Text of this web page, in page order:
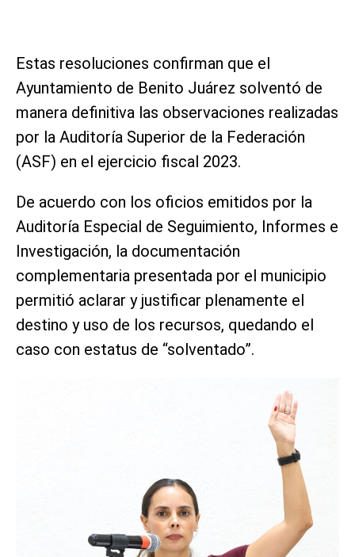
Estas resoluciones confirman que el
Ayuntamiento de Benito Juárez solventó de
manera definitiva las observaciones realizadas
por la Auditoría Superior de la Federación
(ASF) en el ejercicio fiscal 2023.
De acuerdo con los oficios emitidos por la
Auditoría Especial de Seguimiento, Informes e
Investigación, la documentación
complementaria presentada por el municipio
permitió aclarar y justificar plenamente el
destino y uso de los recursos, quedando el
caso con estatus de “solventado”.